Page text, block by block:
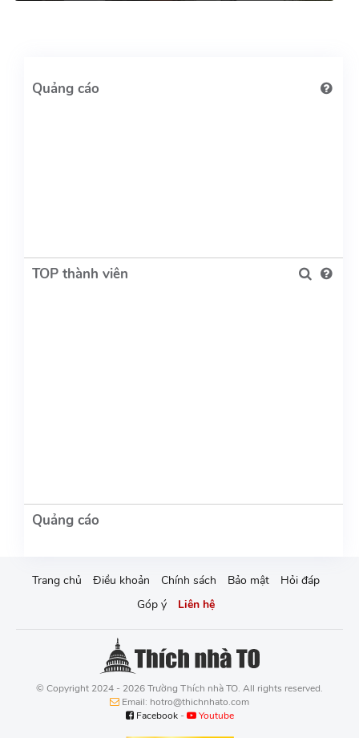
TOP thành viên
Trang chủ Điều khoản Chính sách Bảo mật
Hỏi đáp
Góp ý
Liên hệ
© Copyright 2024 - 2026 Trường Thích nhà TO. All rights reserved.
Email: hotro@thichnhato.com
Facebook- Youtube